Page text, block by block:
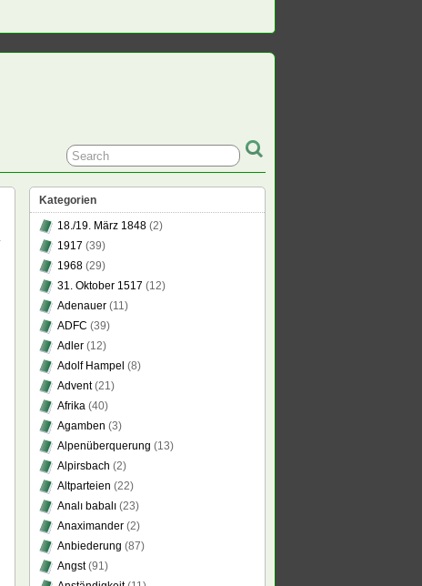
Kategorien
18./19. März 1848 (2)
1917 (39)
1968 (29)
31. Oktober 1517 (12)
Adenauer (11)
ADFC (39)
Adler (12)
Adolf Hampel (8)
Advent(21)
Afrika (40)
Agamben (3)
Alpenüberquerung (13)
Alpirsbach (2)
Altparteien (22)
Analı babalı (23)
Anaximander (2)
Anbiederung (87)
Angst(91)